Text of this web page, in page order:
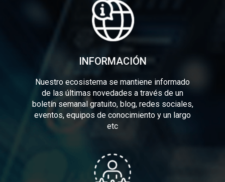
INFORMACIÓN
Nuestro ecosistema se mantiene informado
de las últimas novedades a través de un
boletín semanal gratuito, blog, redes sociales,
eventos, equipos de conocimiento y un largo
etc